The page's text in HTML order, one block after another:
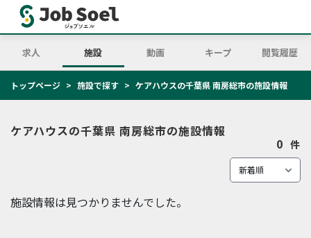
求人 施設 動画 キープ 閲覧履歴
トップページ 施設で探す ケアハウスの千葉県 南房総市の施設情報
ケアハウスの千葉県 南房総市の施設情報
0 件
施設情報は見つかりませんでした。